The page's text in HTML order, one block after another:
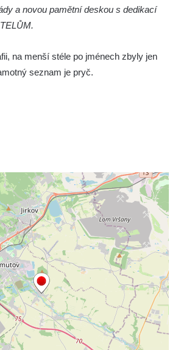
v ulici 1. máje v Lužci
na hřbitově v
na hřbitově v Lužci
Rudé armády na hřbitově
Sedláčka a Karla Pelce u
Lužce nad Vltavou
na hřbitově v
v Hrobčicích
v Mirošovicích
a novou pamětní deskou s dedikací
na menší stéle po jménech zbyly jen
seznam je pryč.